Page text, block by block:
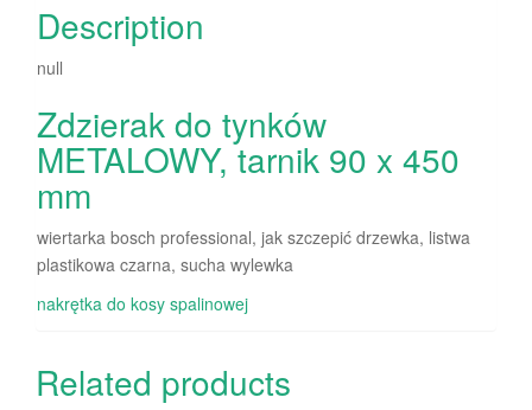
Description
null
Zdzierak do tynków
METALOWY, tarnik 90 x 450
mm
wiertarka bosch professional, jak szczepić drzewka, listwa
plastikowa czarna, sucha wylewka
nakrętka do kosy spalinowej
Related products